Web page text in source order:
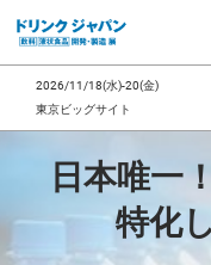
キ
ッ
し
む
2026/11/18(水)-20(金)
東京ビッグサイト
ド
日本唯一
特化